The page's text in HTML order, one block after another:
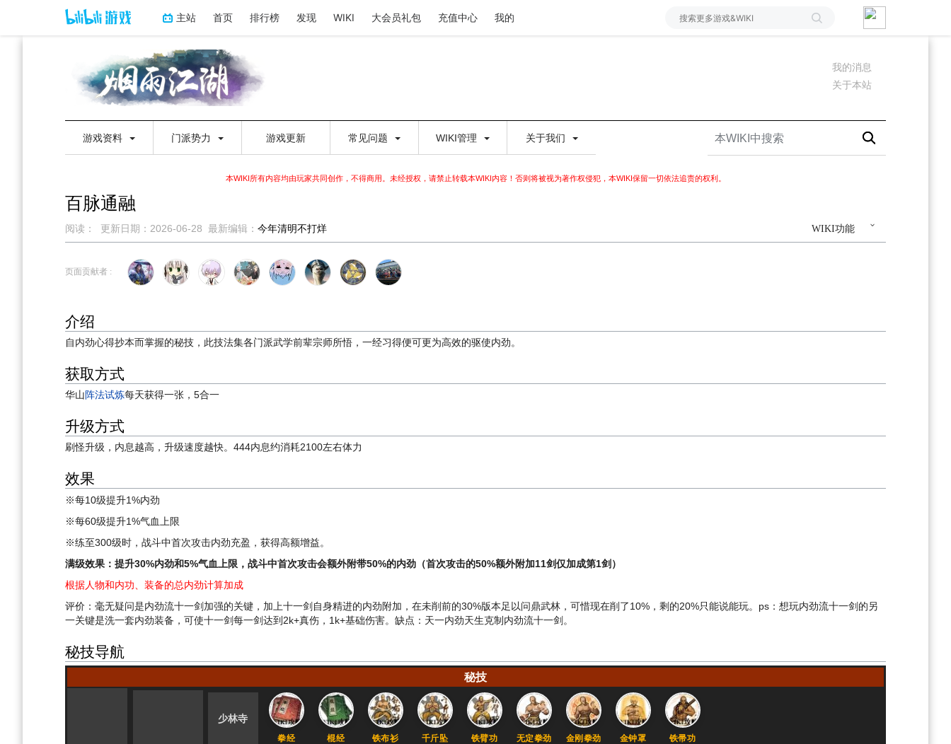
主站 首页 排行榜 发现 WIKI 大会员礼包 充值中心 我的
我的消息
关于本站
游戏资料 门派势力 游戏更新 常见问题 WIKI管理 关于我们
本WIKI所有内容均由玩家共同创作，不得商用。未经授权，请禁止转载本WIKI内容！否则将被视为著作权侵犯，本WIKI保留一切依法追责的权利。
百脉通融
WIKI功能
阅读： 更新日期： 2026-06-28 最新编辑： 今年清明不打烊
到
到
页面贡献者 :
介绍
自内劲心得抄本而掌握的秘技，此技法集各门派武学前辈宗师所悟，一经习得便可更为高效的驱使内劲。
获取方式
华山阵法试炼每天获得一张，5合一
升级方式
刷怪升级，内息越高，升级速度越快。444内息约消耗2100左右体力
效果
※每10级提升1%内劲
※每60级提升1%气血上限
※练至300级时，战斗中首次攻击内劲充盈，获得高额增益。
满级效果：提升30%内劲和5%气血上限，战斗中首次攻击会额外附带50%的内劲（首次攻击的50%额外附加11剑仅加成第1剑）
根据人物和内功、装备的总内劲计算加成
评价：毫无疑问是内劲流十一剑加强的关键，加上十一剑自身精进的内劲附加，在未削前的30%版本足以问鼎武林，可惜现在削了10%，剩的20%只能说能玩。ps：想玩内劲流十一剑的另
一关键是洗一套内劲装备，可使十一剑每一剑达到2k+真伤，1k+基础伤害。缺点：天一内劲天生克制内劲流十一剑。
秘技导航
秘技
少林寺
拳经 棍经 铁布衫 千斤坠 铁臂功 无定拳劲 金刚拳劲 金钟罩 铁帚功